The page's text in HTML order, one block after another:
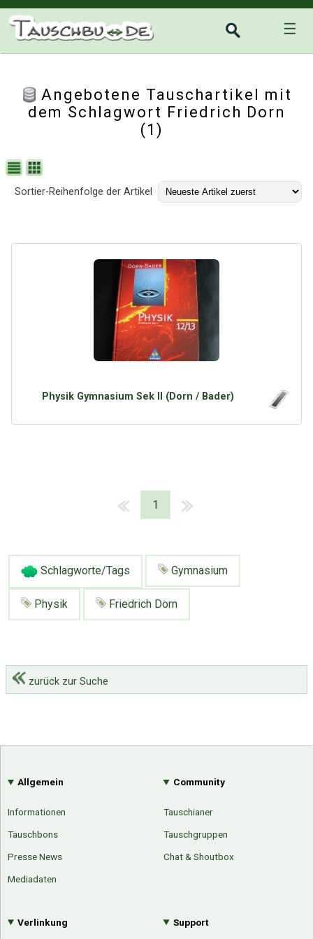
☰
Angebotene Tauschartikel mit
dem Schlagwort Friedrich Dorn
(1)
Sortier-Reihenfolge der Artikel
Physik Gymnasium Sek II (Dorn / Bader)
1
Schlagworte/Tags Gymnasium
Physik Friedrich Dorn
zurück zur Suche
Allgemein
Informationen
Tauschbons
Presse News
Mediadaten
Community
Tauschianer
Tauschgruppen
Chat & Shoutbox
Verlinkung Support